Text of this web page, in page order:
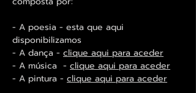
- A poesia - esta que aqui
disponibilizamos
- A dança - clique aqui para aceder
- A música - clique aqui para aceder
- A pintura - clique aqui para aceder